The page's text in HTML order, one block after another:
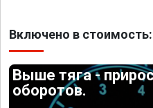
Включено в стоимость:
Выше тяга -
оборотов.